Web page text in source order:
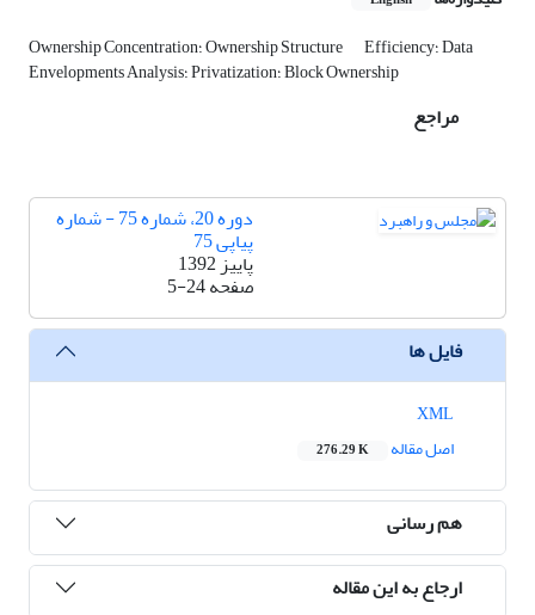
Ownership Concentration؛ Ownership Structure Efficiency؛ Data
Envelopments Analysis؛ Privatization؛ Block Ownership
مراجع
دوره 20، شماره 75 - شماره
پیاپی 75
پاییز 1392
صفحه5-24
فایل ها
اصل مقاله
276.29 K
هم رسانی
ارجاع به این مقاله